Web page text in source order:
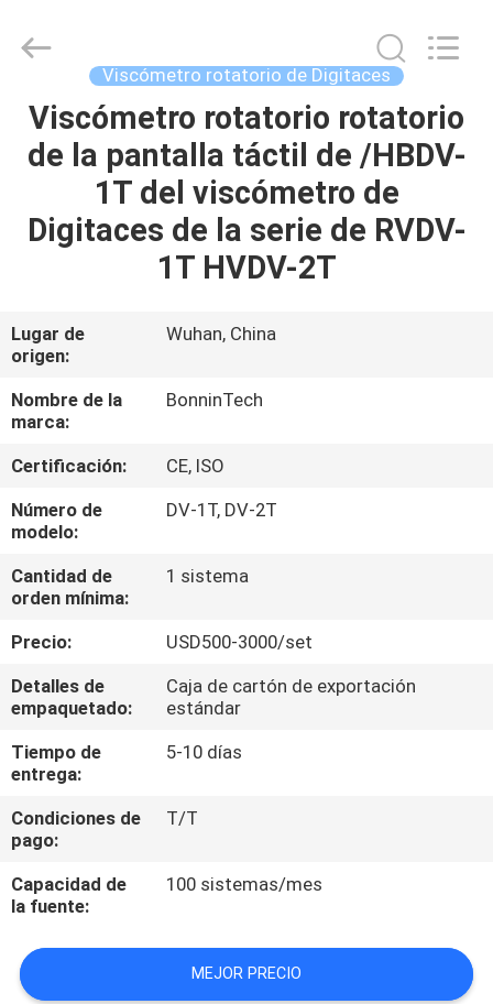
HOGAR
PRODUCTOS
VÍDEOS
SOBRE
NOSOTROS
VIAJE
DE
LA
FÁBRICA
DE
CALIDAD
ÉNTRENOS
CONTACTO
CON
PIDA
UNA
Bonnin
Technology
Viscómetro rotatorio de Digitaces
Viscómetro rotatorio rotatorio
de la pantalla táctil de /HBDV-
1T del viscómetro de
Digitaces de la serie de RVDV-
1T HVDV-2T
Lugar de
origen:
Wuhan, China
Nombre de la
marca:
BonninTech
Certificación:
CE, ISO
Número de
modelo:
DV-1T, DV-2T
Cantidad de
orden mínima:
1 sistema
Precio:
USD500-3000/set
Detalles de
empaquetado:
Caja de cartón de exportación
estándar
Tiempo de
entrega:
5-10 días
Condiciones de
pago:
T/T
Capacidad de
la fuente:
100 sistemas/mes
MEJOR PRECIO